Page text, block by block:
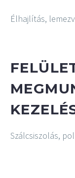
Élhajlítás,
Szálcsiszolás,